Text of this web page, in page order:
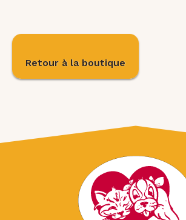
Retour à la boutique